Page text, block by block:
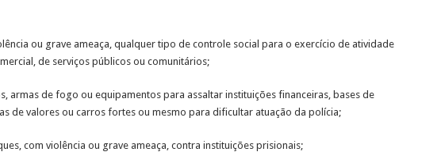
ou grave ameaça, qualquer tipo de controle social para o exercício de atividade
de serviços públicos ou comunitários;
armas de fogo ou equipamentos para assaltar instituições financeiras, bases de
de valores ou carros fortes ou mesmo para dificultar atuação da polícia;
com violência ou grave ameaça, contra instituições prisionais;